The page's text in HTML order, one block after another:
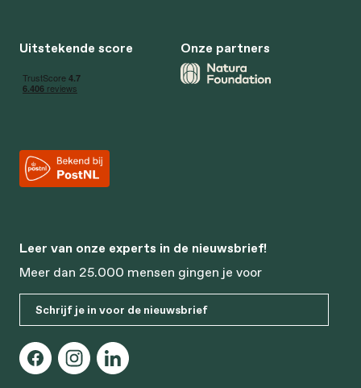
Uitstekende score Onze partners
Leer van onze experts in de nieuwsbrief!
Meer dan 25.000 mensen gingen je voor
Schrijf je in voor de nieuwsbrief